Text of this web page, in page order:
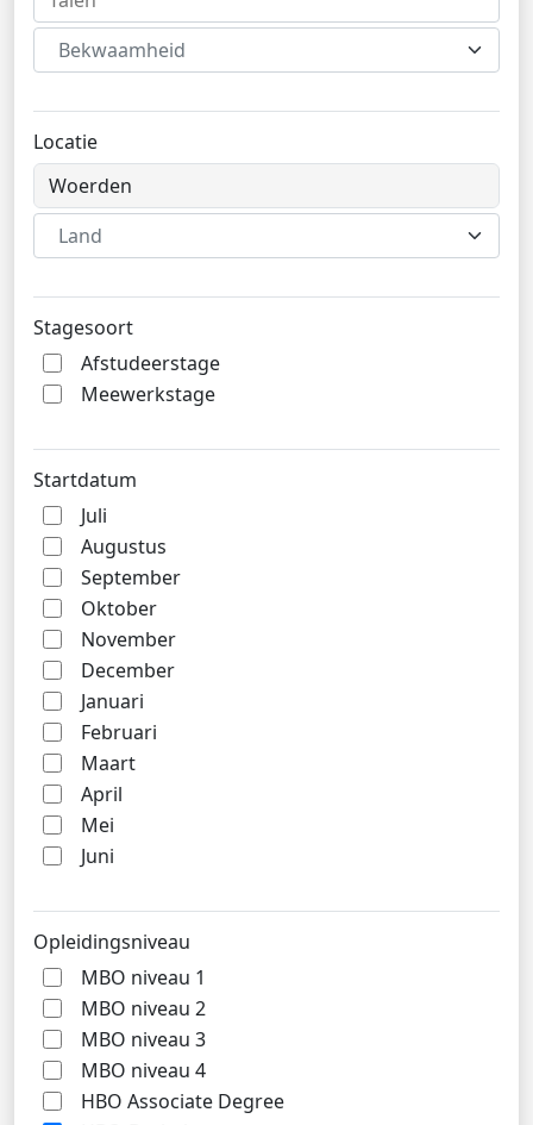
Bekwaamheid
Locatie
Land
Stagesoort
Afstudeerstage
Meewerkstage
Startdatum
Juli
Augustus
September
Oktober
November
December
Januari
Februari
Maart
April
Mei
Juni
Opleidingsniveau
MBO niveau 1
MBO niveau 2
MBO niveau 3
MBO niveau 4
HBO Associate Degree